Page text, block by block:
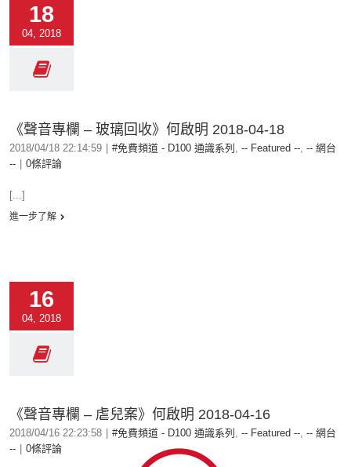
18
04, 2018
《聲音專欄 – 玻璃回收》何啟明 2018-04-18
2018/04/18 22:14:59 #免費頻道 - D100 通識系列 , -- Featured --, -- 網台
--
0條評論
[...]
進一步了解
16
04, 2018
《聲音專欄 – 虐兒案》何啟明 2018-04-16
2018/04/16 22:23:58 #免費頻道 - D100 通識系列 , -- Featured --, -- 網台
--
0條評論